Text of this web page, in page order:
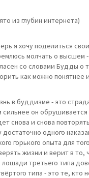
из глубин интернета)
я хочу поделиться
молчать о высшем
со словами Будды о
как можно понятнее
в буддизме - это
сильнее он обрушивается
снова и снова
достаточно одного
горького опыта для
жизни и верит в то,
третьего типа
типа - это те, кто